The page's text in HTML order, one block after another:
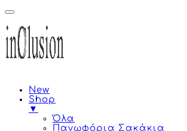
New
Shop
▼
Όλα
Πανωφόρια Σακάκια